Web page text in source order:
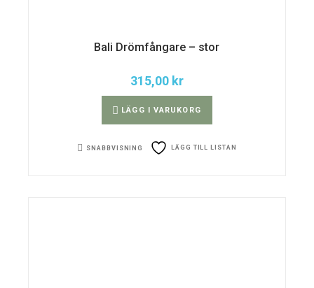
Bali Drömfångare – stor
315,00 kr
LÄGG I VARUKORG
SNABBVISNING LÄGG TILL LISTAN